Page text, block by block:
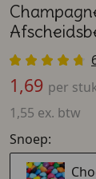
1,69 per
1,55 ex. btw
Snoep: